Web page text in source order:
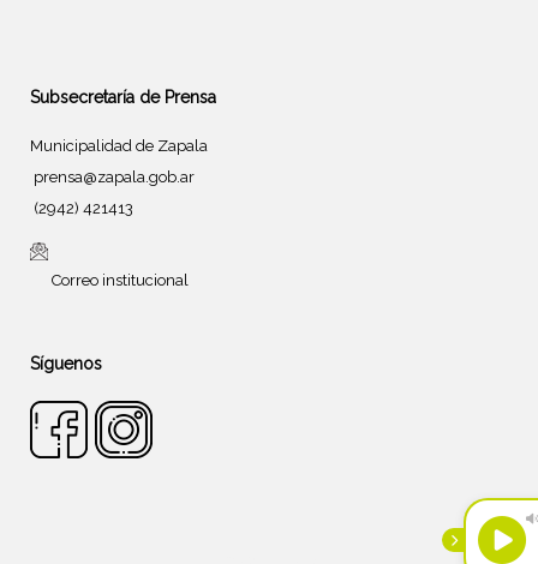
Subsecretaría de Prensa
Municipalidad de Zapala
prensa@zapala.gob.ar
(2942) 421413
Correo institucional
Síguenos